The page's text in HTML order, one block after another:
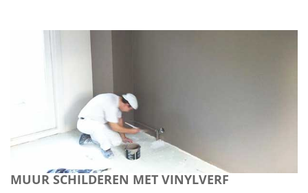
MUUR SCHILDEREN MET VINYLVERF